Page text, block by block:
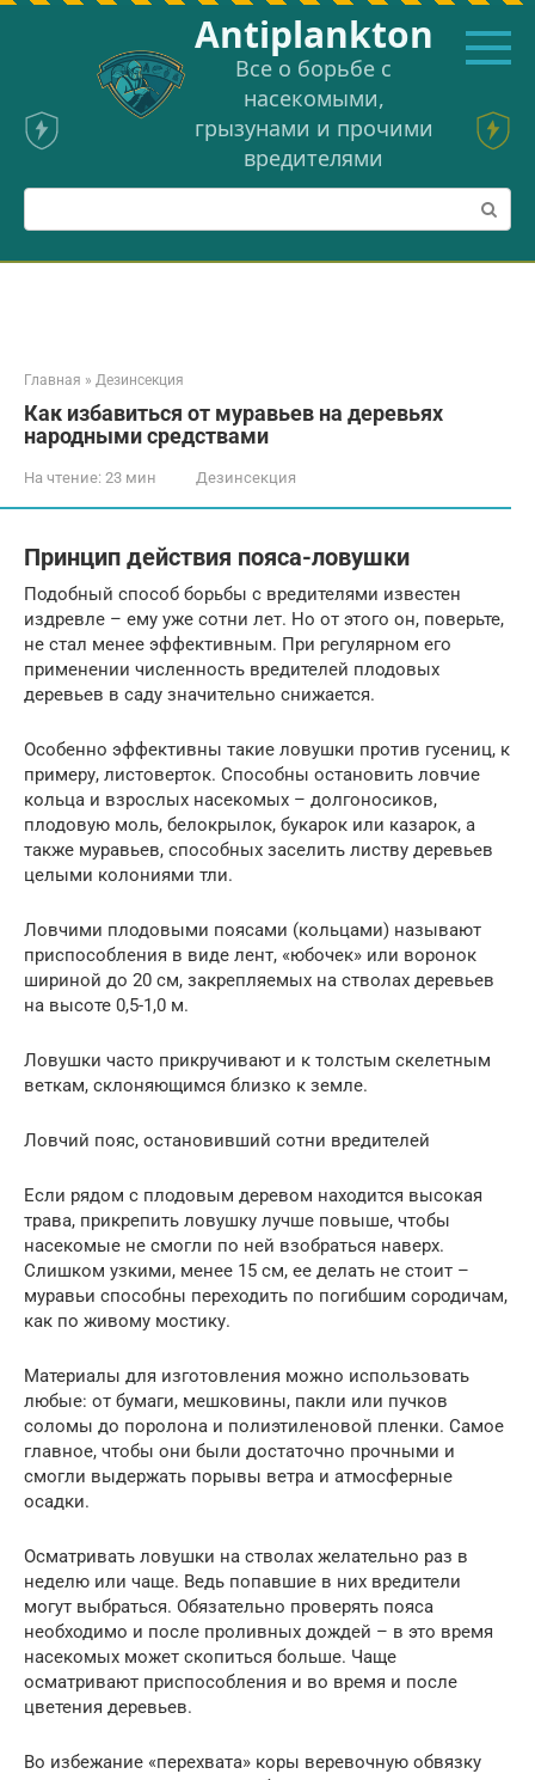
Перейти
Аntiplankton
Все о борьбе с
насекомыми,
грызунами и прочими
вредителями
Поиск:
Главная » Дезинсекция
Как избавиться от муравьев на деревьях
народными средствами
На чтение: 23 мин Дезинсекция
Принцип действия пояса-ловушки
Подобный способ борьбы с вредителями известен
издревле – ему уже сотни лет. Но от этого он, поверьте,
не стал менее эффективным. При регулярном его
применении численность вредителей плодовых
деревьев в саду значительно снижается.
Особенно эффективны такие ловушки против гусениц, к
примеру, листоверток. Способны остановить ловчие
кольца и взрослых насекомых – долгоносиков,
плодовую моль, белокрылок, букарок или казарок, а
также муравьев, способных заселить листву деревьев
целыми колониями тли.
Ловчими плодовыми поясами (кольцами) называют
приспособления в виде лент, «юбочек» или воронок
шириной до 20 см, закрепляемых на стволах деревьев
на высоте 0,5-1,0 м.
Ловушки часто прикручивают и к толстым скелетным
веткам, склоняющимся близко к земле.
Ловчий пояс, остановивший сотни вредителей
Если рядом с плодовым деревом находится высокая
трава, прикрепить ловушку лучше повыше, чтобы
насекомые не смогли по ней взобраться наверх.
Слишком узкими, менее 15 см, ее делать не стоит –
муравьи способны переходить по погибшим сородичам,
как по живому мостику.
Материалы для изготовления можно использовать
любые: от бумаги, мешковины, пакли или пучков
соломы до поролона и полиэтиленовой пленки. Самое
главное, чтобы они были достаточно прочными и
смогли выдержать порывы ветра и атмосферные
осадки.
Осматривать ловушки на стволах желательно раз в
неделю или чаще. Ведь попавшие в них вредители
могут выбраться. Обязательно проверять пояса
необходимо и после проливных дождей – в это время
насекомых может скопиться больше. Чаще
осматривают приспособления и во время и после
цветения деревьев.
Во избежание «перехвата» коры веревочную обвязку